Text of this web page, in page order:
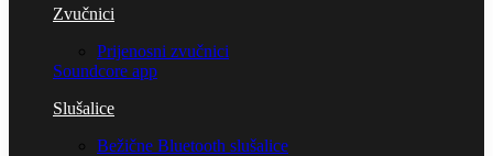
Zvučnici
Prijenosni zvučnici
Soundcore app
Slušalice
Bežične Bluetooth slušalice